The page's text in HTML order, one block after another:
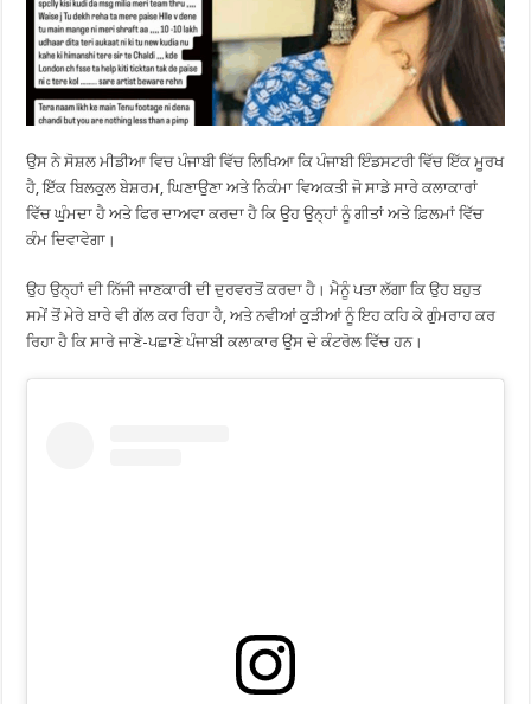
ਉਸ ਨੇ ਸੋਸ਼ਲ ਮੀਡੀਆ ਵਿਚ ਪੰਜਾਬੀ ਵਿੱਚ ਲਿਖਿਆ ਕਿ ਪੰਜਾਬੀ ਇੰਡਸਟਰੀ ਵਿੱਚ ਇੱਕ ਮੂਰਖ
ਹੈ, ਇੱਕ ਬਿਲਕੁਲ ਬੇਸ਼ਰਮ, ਘਿਣਾਉਣਾ ਅਤੇ ਨਿਕੰਮਾ ਵਿਅਕਤੀ ਜੋ ਸਾਡੇ ਸਾਰੇ ਕਲਾਕਾਰਾਂ
ਵਿੱਚ ਘੁੰਮਦਾ ਹੈ ਅਤੇ ਫਿਰ ਦਾਅਵਾ ਕਰਦਾ ਹੈ ਕਿ ਉਹ ਉਨ੍ਹਾਂ ਨੂੰ ਗੀਤਾਂ ਅਤੇ ਫ਼ਿਲਮਾਂ ਵਿੱਚ
ਕੰਮ ਦਿਵਾਵੇਗਾ।
ਉਹ ਉਨ੍ਹਾਂ ਦੀ ਨਿੱਜੀ ਜਾਣਕਾਰੀ ਦੀ ਦੁਰਵਰਤੋਂ ਕਰਦਾ ਹੈ। ਮੈਨੂੰ ਪਤਾ ਲੱਗਾ ਕਿ ਉਹ ਬਹੁਤ
ਸਮੇਂ ਤੋਂ ਮੇਰੇ ਬਾਰੇ ਵੀ ਗੱਲ ਕਰ ਰਿਹਾ ਹੈ, ਅਤੇ ਨਵੀਆਂ ਕੁੜੀਆਂ ਨੂੰ ਇਹ ਕਹਿ ਕੇ ਗੁੰਮਰਾਹ ਕਰ
ਰਿਹਾ ਹੈ ਕਿ ਸਾਰੇ ਜਾਣੇ-ਪਛਾਣੇ ਪੰਜਾਬੀ ਕਲਾਕਾਰ ਉਸ ਦੇ ਕੰਟਰੋਲ ਵਿੱਚ ਹਨ।